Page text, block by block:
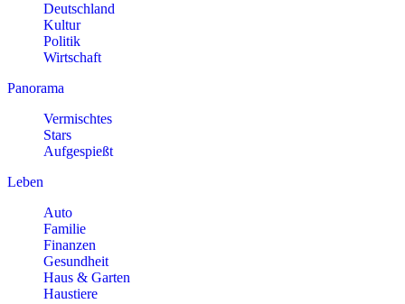
Deutschland
Kultur
Politik
Wirtschaft
Panorama
Vermischtes
Stars
Aufgespießt
Leben
Auto
Familie
Finanzen
Gesundheit
Haus & Garten
Haustiere